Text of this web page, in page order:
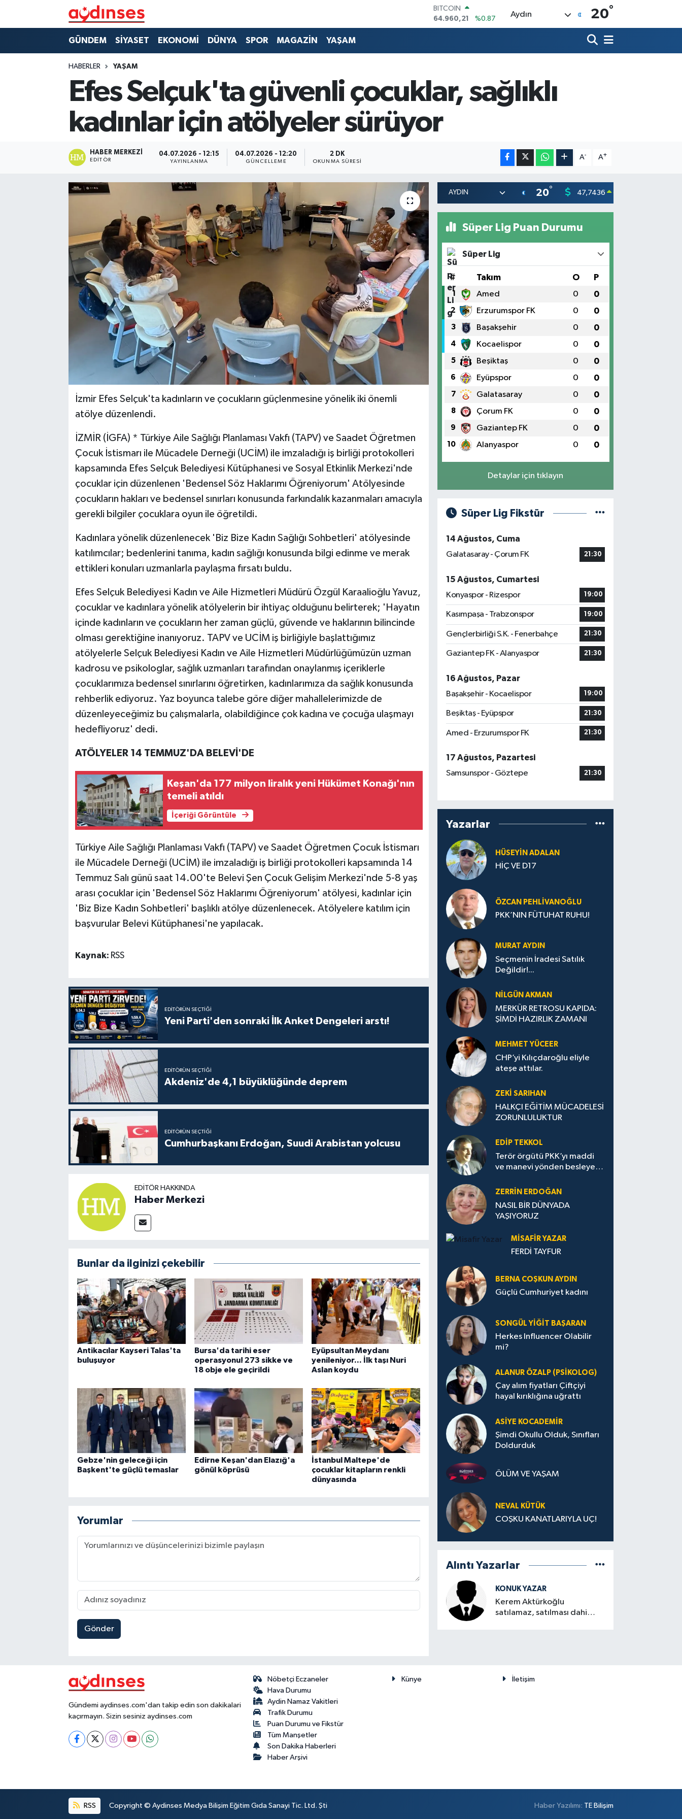
DOLAR
47,7436
%0.18
EURO
BİST100
13.779
%-14
64.960,21
Aydın 20°
GÜNDEM SİYASET EKONOMİ DÜNYA SPOR MAGAZİN YAŞAM
HABERLER YAŞAM
Efes Selçuk'ta güvenli çocuklar, sağlıklı
kadınlar için atölyeler sürüyor
HABER MERKEZI
EDITÖR
04.07.2026 - 12:15
YAYINLANMA
04.07.2026 - 12:20
GÜNCELLEME
2 DK
OKUNMA SÜRESI
A- A+
İzmir Efes Selçuk'ta kadınların ve çocukların güçlenmesine yönelik iki önemli
atölye düzenlendi.
İZMİR (İGFA) * Türkiye Aile Sağlığı Planlaması Vakfı (TAPV) ve Saadet Öğretmen
Çocuk İstismarı ile Mücadele Derneği (UCİM) ile imzaladığı iş birliği protokolleri
kapsamında Efes Selçuk Belediyesi Kütüphanesi ve Sosyal Etkinlik Merkezi'nde
çocuklar için düzenlenen 'Bedensel Söz Haklarımı Öğreniyorum' Atölyesinde
çocukların hakları ve bedensel sınırları konusunda farkındalık kazanmaları amacıyla
gerekli bilgiler çocuklara oyun ile öğretildi.
Kadınlara yönelik düzenlenecek 'Biz Bize Kadın Sağlığı Sohbetleri' atölyesinde
katılımcılar; bedenlerini tanıma, kadın sağlığı konusunda bilgi edinme ve merak
ettikleri konuları uzmanlarla paylaşma fırsatı buldu.
Efes Selçuk Belediyesi Kadın ve Aile Hizmetleri Müdürü Özgül Karaalioğlu Yavuz,
çocuklar ve kadınlara yönelik atölyelerin bir ihtiyaç olduğunu belirterek; 'Hayatın
içinde kadınların ve çocukların her zaman güçlü, güvende ve haklarının bilincinde
olması gerektiğine inanıyoruz. TAPV ve UCİM iş birliğiyle başlattığımız
atölyelerle Selçuk Belediyesi Kadın ve Aile Hizmetleri Müdürlüğümüzün uzman
kadrosu ve psikologlar, sağlık uzmanları tarafından onaylanmış içeriklerle
çocuklarımıza bedensel sınırlarını öğretirken, kadınlarımıza da sağlık konusunda
rehberlik ediyoruz. Yaz boyunca talebe göre diğer mahallelerimizde de
düzenleyeceğimiz bu çalışmalarla, olabildiğince çok kadına ve çocuğa ulaşmayı
hedefliyoruz' dedi.
ATÖLYELER 14 TEMMUZ'DA BELEVİ'DE
Keşan'da 177 milyon liralık yeni Hükümet Konağı'nın
temeli atıldı
İçeriği Görüntüle
Türkiye Aile Sağlığı Planlaması Vakfı (TAPV) ve Saadet Öğretmen Çocuk İstismarı
ile Mücadele Derneği (UCİM) ile imzaladığı iş birliği protokolleri kapsamında 14
Temmuz Salı günü saat 14.00'te Belevi Şen Çocuk Gelişim Merkezi'nde 5-8 yaş
arası çocuklar için 'Bedensel Söz Haklarımı Öğreniyorum' atölyesi, kadınlar için
'Biz Bize Kadın Sohbetleri' başlıklı atölye düzenlenecek. Atölyelere katılım için
başvurular Belevi Kütüphanesi'ne yapılacak.
Kaynak: RSS
EDITÖRÜN SEÇTIĞI
Yeni Parti'den sonraki İlk Anket Dengeleri arstı!
EDITÖRÜN SEÇTIĞI
Akdeniz'de 4,1 büyüklüğünde deprem
EDITÖRÜN SEÇTIĞI
Cumhurbaşkanı Erdoğan, Suudi Arabistan yolcusu
EDITÖR HAKKINDA
Haber Merkezi
Bunlar da ilginizi çekebilir
Antikacılar Kayseri Talas'ta
buluşuyor
Bursa'da tarihi eser
operasyonu! 273 sikke ve
18 obje ele geçirildi
Eyüpsultan Meydanı
yenileniyor... İlk taşı Nuri
Aslan koydu
Gebze'nin geleceği için
Başkent'te güçlü temaslar
Edirne Keşan'dan Elazığ'a
gönül köprüsü
İstanbul Maltepe'de
çocuklar kitapların renkli
dünyasında
Yorumlar
Gönder
20° 47,7436 0.18
Süper Lig Puan Durumu
Süper Lig
# Takım O P
1 Amed 0 0
2 Erzurumspor FK 0 0
3 Başakşehir 0 0
4 Kocaelispor 0 0
5 Beşiktaş 0 0
6 Eyüpspor 0 0
7 Galatasaray 0 0
8 Çorum FK 0 0
9 Gaziantep FK 0 0
10 Alanyaspor 0 0
Detaylar için tıklayın
Süper Lig Fikstür
14 Ağustos, Cuma
Galatasaray - Çorum FK
21:30
15 Ağustos, Cumartesi
Konyaspor - Rizespor
19:00
Kasımpaşa - Trabzonspor 19:00
Gençlerbirliği S.K. - Fenerbahçe 21:30
Gaziantep FK - Alanyaspor 21:30
16 Ağustos, Pazar
Başakşehir - Kocaelispor
19:00
Beşiktaş - Eyüpspor 21:30
Amed - Erzurumspor FK 21:30
17 Ağustos, Pazartesi
Samsunspor - Göztepe
21:30
Yazarlar
HÜSEYIN ADALAN
HİÇ VE D17
ÖZCAN PEHLIVANOĞLU
PKK’NIN FÜTUHAT RUHU!
MURAT AYDIN
Seçmenin İradesi Satılık
Değildir!...
NILGÜN AKMAN
MERKÜR RETROSU KAPIDA:
ŞİMDİ HAZIRLIK ZAMANI
MEHMET YÜCEER
CHP’yi Kılıçdaroğlu eliyle
ateşe attılar.
ZEKI SARIHAN
HALKÇI EĞİTİM MÜCADELESİ
ZORUNLULUKTUR
EDIP TEKKOL
Terör örgütü PKK’yı maddi
ve manevi yönden besleyen
ZERRIN ERDOĞAN
NASIL BİR DÜNYADA
YAŞIYORUZ
MISAFIR YAZAR
FERDİ TAYFUR
BERNA COŞKUN AYDIN
Güçlü Cumhuriyet kadını
SONGÜL YIĞIT BAŞARAN
Herkes Influencer Olabilir
mi?
ALANUR ÖZALP (PSIKOLOG)
Çay alım fiyatları Çiftçiyi
hayal kırıklığına uğrattı
ASIYE KOCADEMİR
Şimdi Okullu Olduk, Sınıfları
Doldurduk
ÖLÜM VE YAŞAM
NEVAL KÜTÜK
COŞKU KANATLARIYLA UÇ!
Alıntı Yazarlar
KONUK YAZAR
Kerem Aktürkoğlu
satılamaz, satılması dahi
Gündemi aydinses.com'dan takip edin son dakikalari
kaçırmayın. Sizin sesiniz aydinses.com
Nöbetçi Eczaneler
Hava Durumu
Aydin Namaz Vakitleri
Trafik Durumu
Puan Durumu ve Fikstür
Tüm Manşetler
Son Dakika Haberleri
Haber Arşivi
Künye İletişim
RSS Copyright © Aydinses Medya Bilişim Eğitim Gıda Sanayi Tic. Ltd. Şti Haber Yazılımı: TE Bilişim
Nöbetçi Eczaneler
Hava Durumu
Aydin Namaz Vakitleri
Trafik Durumu
Tüm Manşetler
Son Dakika Haberleri